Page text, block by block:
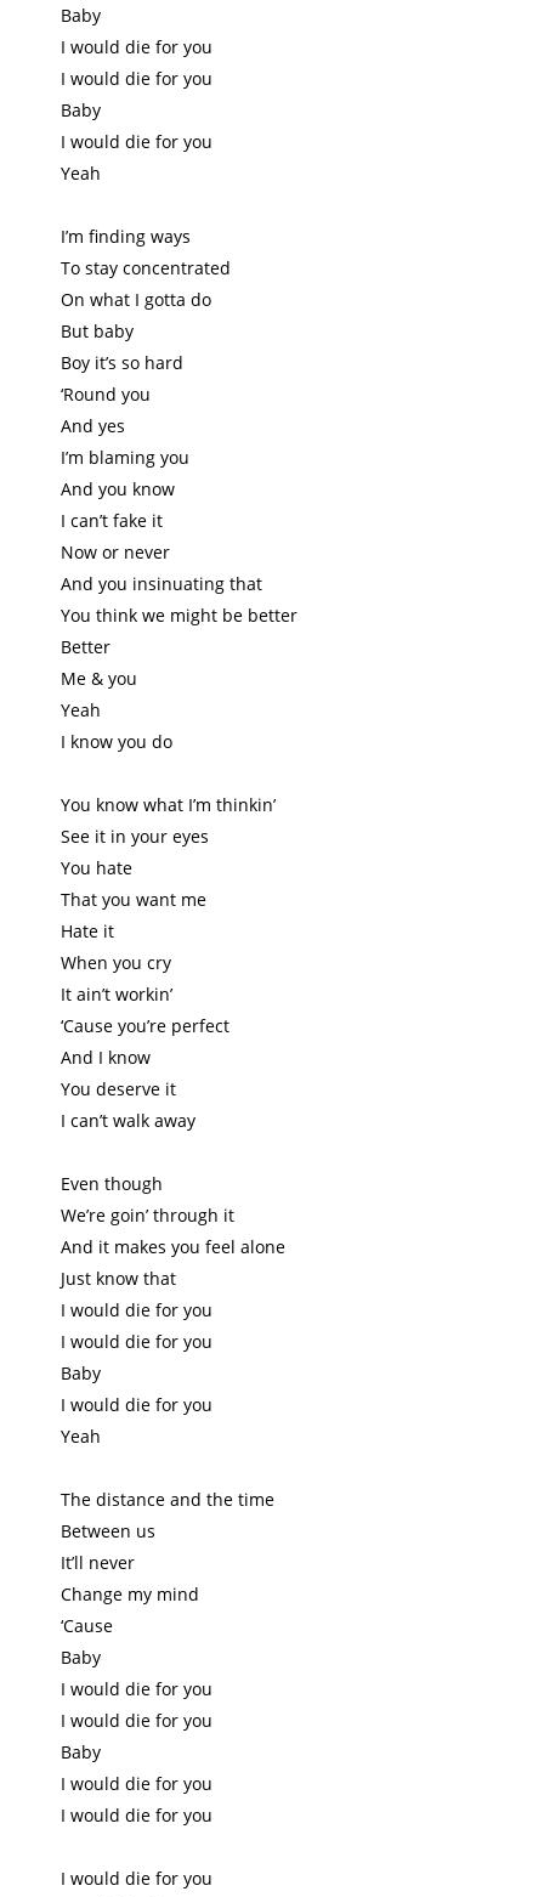
Baby
I would die for you
I would die for you
Baby
I would die for you
Yeah
I’m finding ways
To stay concentrated
On what I gotta do
But baby
Boy it’s so hard
‘Round you
And yes
I’m blaming you
And you know
I can’t fake it
Now or never
And you insinuating that
You think we might be better
Better
Me & you
Yeah
I know you do
You know what I’m thinkin’
See it in your eyes
You hate
That you want me
Hate it
When you cry
It ain’t workin’
‘Cause you’re perfect
And I know
You deserve it
I can’t walk away
Even though
We’re goin’ through it
And it makes you feel alone
Just know that
I would die for you
I would die for you
Baby
I would die for you
Yeah
The distance and the time
Between us
It’ll never
Change my mind
‘Cause
Baby
I would die for you
I would die for you
Baby
I would die for you
I would die for you
I would die for you